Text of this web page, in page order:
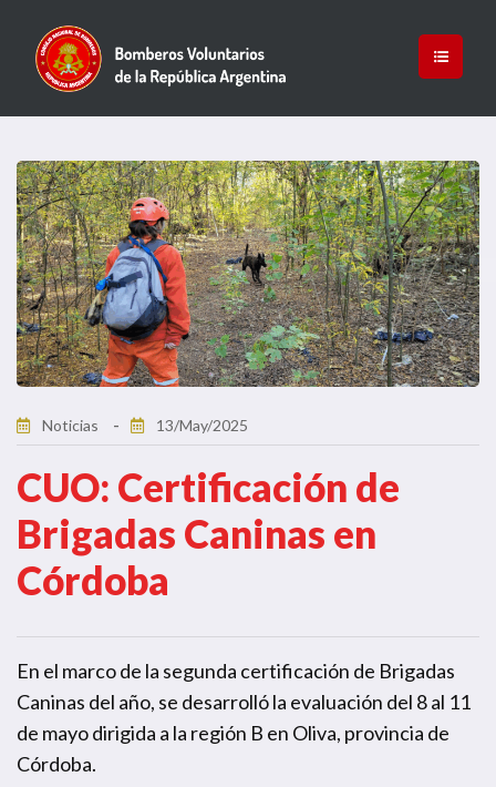
Noticias 13/May/2025
CUO: Certificación de
Brigadas Caninas en
Córdoba
En el marco de la segunda certificación de Brigadas
Caninas del año, se desarrolló la evaluación del 8 al 11
de mayo dirigida a la región B en Oliva, provincia de
Córdoba.